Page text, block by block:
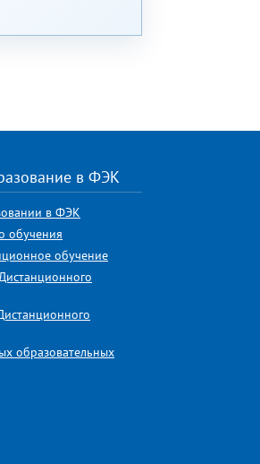
в ФЭК
в ФЭК
обучения
обучение
образовательных